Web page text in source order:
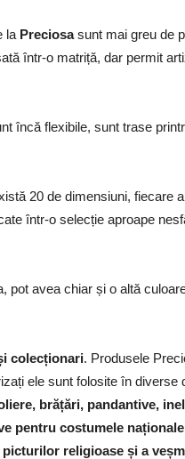
la Preciosasunt mai greu de
într-o matriță, dar permit
încă flexibile, sunt trase
20 de dimensiuni, fiecare
într-o selecție aproape
pot avea chiar și o altă
colecționari. Produsele
ele sunt folosite în diverse
brățări, pandantive,
pentru costumele
religioase și a